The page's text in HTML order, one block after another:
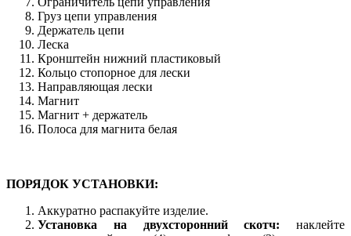
Груз цепи управления
Держатель цепи
Леска
Кронштейн нижний пластиковый
Кольцо стопорное для лески
Направляющая лески
Магнит
Магнит + держатель
Полоса для магнита белая
ПОРЯДОК УСТАНОВКИ:
Аккуратно распакуйте изделие.
Установка на двухсторонний скотч: наклейте